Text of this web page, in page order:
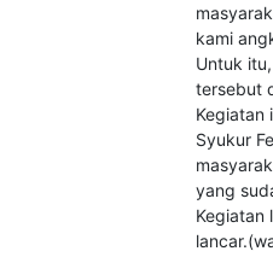
kami
Untuk
tersebut
Kegiatan
Syukur
yang
Kegiatan